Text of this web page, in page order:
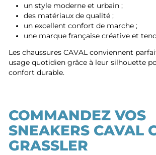
un style moderne et urbain ;
des matériaux de qualité ;
un excellent confort de marche ;
une marque française créative et
Les chaussures CAVAL conviennent
usage quotidien grâce à leur silhouette
confort durable.
COMMANDEZ VOS
SNEAKERS CAVAL
GRASSLER